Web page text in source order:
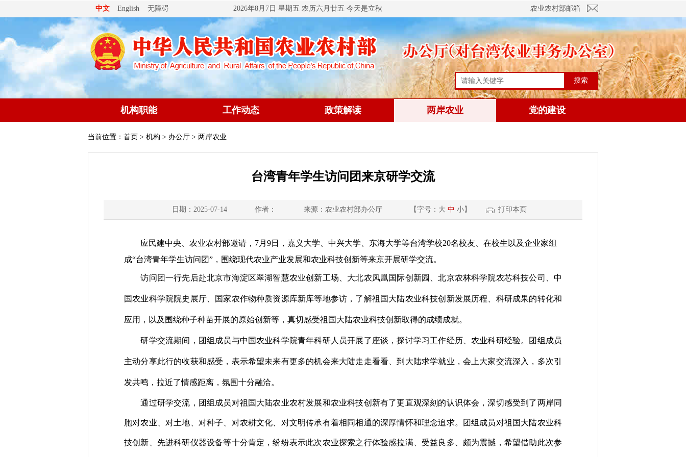
中文 English 无障碍 2026年8月7日 星期五 农历六月廿五 今天是立秋 农业农村部邮箱
搜索
机构职能 工作动态 政策解读 两岸农业 党的建设
当前位置： 首页 > 机构 > 办公厅 > 两岸农业
台湾青年学生访问团来京研学交流
日期：2025-07-14 作者： 来源：农业农村部办公厅 【字号： 大 中 小】 打印本页
应民建中央、农业农村部邀请， 7月 9日，嘉义大学、中兴大学、东海大学等台湾学校20名校友、在校生以及企业家组
成“台湾青年学生访问团”，围绕现代农业产业发展和农业科技创新等来京开展研学交流。
访问团一行先后赴北京市海淀区翠湖智慧农业创新工场、大北农凤凰国际创新园、北京农林科学院农芯科技公司、中
国农业科学院院史展厅、国家农作物种质资源库新库等地参访 ，了解祖国大陆农业科技创新发展历程、科研成果的转化和
应用，以及围绕种子种苗开展的原始创新等，真切感受祖国大陆农业科技创新取得的成绩成就。
研学交流期间，团组成员与中国农业科学院青年科研人员开展了 座谈，探讨学习工作经历、农业科研经验。团组成员
主动分享此行的收获和感受，表示希望未来有更多的机会来大陆走走看看、到大陆求学就业，会上大家交流深入 ，多次引
发共鸣，拉近了情感距离，氛围十分融洽。
通过研学交流，团组成员对祖国大陆农业农村发展和农业科技创新有了更直观深刻的认识体会，深切感受到了两岸同
胞对农业、对土地、对种子、对农耕文化、对文明传承有着相同相通的深厚情怀和理念追求。团组成员对祖国大陆农业科
技创新、先进科研仪器设备等十分肯定 ，纷纷表示此次农业探索之行体验感拉满、受益良多、颇为震撼，希望借助此次参